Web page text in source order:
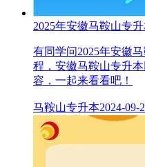
2025年安徽马鞍山专
有同学问2025年安徽
程，安徽马鞍山专升
容，一起来看看吧！
马鞍山专升本2024-09-